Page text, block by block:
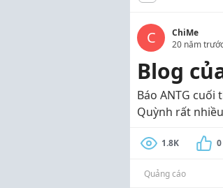
C
ChiMe
20 năm
Blog
Báo ANTG cuối
Quỳnh rất
1.8K 0
Quảng cáo